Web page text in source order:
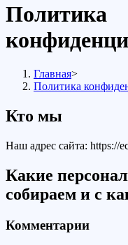
Политика
Главная>
Политика
Кто мы
Наш адрес сайта: https://
Какие
собираем и с
Комментарии